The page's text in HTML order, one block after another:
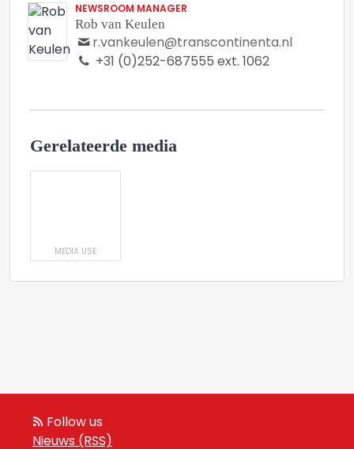
NEWSROOM MANAGER
Rob van Keulen
r.vankeulen@transcontinenta.nl
+31 (0)252-687555 ext. 1062
Gerelateerde media
MEDIA USE
Follow us
Nieuws (RSS)